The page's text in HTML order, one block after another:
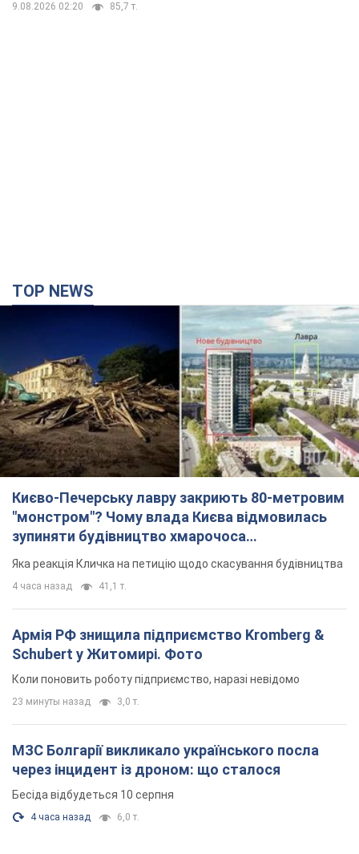
9.08.2026 02:20 85,7 т.
TOP NEWS
Києво-Печерську лавру закриють 80-метровим
"монстром"? Чому влада Києва відмовилась
зупиняти будівництво хмарочоса
"московського вірянина"
Яка реакція Кличка на петицію щодо скасування будівництва
4 часа назад 41,1 т.
Армія РФ знищила підприємство Kromberg &
Schubert у Житомирі. Фото
Коли поновить роботу підприємство, наразі невідомо
23 минуты назад 3,0 т.
МЗС Болгарії викликало українського посла
через інцидент із дроном: що сталося
Бесіда відбудеться 10 серпня
4 часа назад 6,0 т.